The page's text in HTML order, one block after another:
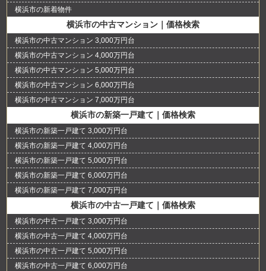
横浜市の新着物件
横浜市の中古マンション｜価格検索
横浜市の中古マンション 3,000万円台
横浜市の中古マンション 4,000万円台
横浜市の中古マンション 5,000万円台
横浜市の中古マンション 6,000万円台
横浜市の中古マンション 7,000万円台
横浜市の新築一戸建て｜価格検索
横浜市の新築一戸建て 3,000万円台
横浜市の新築一戸建て 4,000万円台
横浜市の新築一戸建て 5,000万円台
横浜市の新築一戸建て 6,000万円台
横浜市の新築一戸建て 7,000万円台
横浜市の中古一戸建て｜価格検索
横浜市の中古一戸建て 3,000万円台
横浜市の中古一戸建て 4,000万円台
横浜市の中古一戸建て 5,000万円台
横浜市の中古一戸建て 6,000万円台